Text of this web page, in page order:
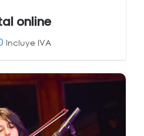
DETALLES
online
Incluye IVA